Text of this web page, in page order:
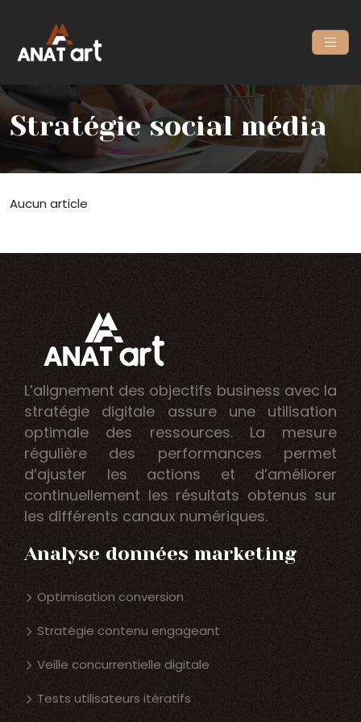
Stratégie social média
Aucun article
L’alignement des objectifs business avec la
stratégie digitale assure une utilisation
optimale des ressources. La mesure
régulière des performances permet
d’ajuster les actions et d’améliorer
continuellement les résultats obtenus sur
les différents canaux numériques.
Analyse données marketing
Optimisation conversion
Stratégie contenu engageant
Veille concurrentielle digitale
Tests utilisateurs itératifs